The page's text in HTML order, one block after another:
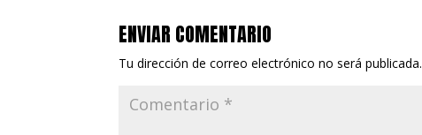
ENVIAR COMENTARIO
Tu dirección de correo electrónico no será publicada.